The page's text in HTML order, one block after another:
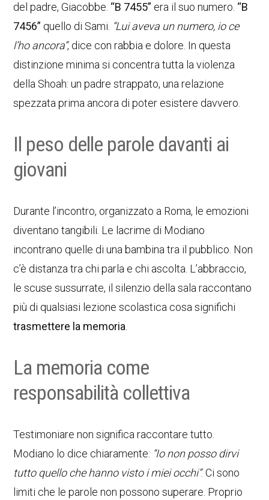
del padre, Giacobbe. “B 7455” era il suo numero. “B
7456” quello di Sami. “Lui aveva un numero, io ce
l’ho ancora”, dice con rabbia e dolore. In questa
distinzione minima si concentra tutta la violenza
della Shoah: un padre strappato, una relazione
spezzata prima ancora di poter esistere davvero.
Il peso delle parole davanti ai
giovani
Durante l’incontro, organizzato a Roma, le emozioni
diventano tangibili. Le lacrime di Modiano
incontrano quelle di una bambina tra il pubblico. Non
c’è distanza tra chi parla e chi ascolta. L’abbraccio,
le scuse sussurrate, il silenzio della sala raccontano
più di qualsiasi lezione scolastica cosa significhi
trasmettere la memoria
La memoria come
responsabilità collettiva
Testimoniare non significa raccontare tutto.
Modiano lo dice chiaramente: “Io non posso dirvi
tutto quello che hanno visto i miei occhi”. Ci sono
limiti che le parole non possono superare. Proprio